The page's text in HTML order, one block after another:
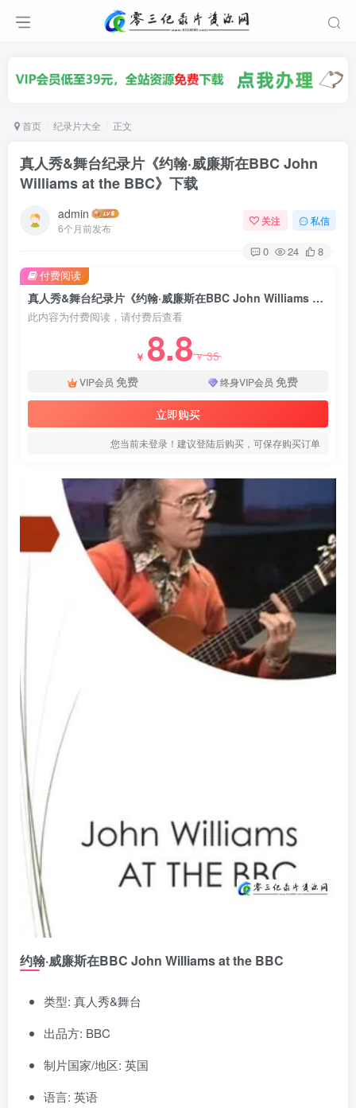
首页 纪录片大全 正文
真人秀&舞台纪录片《约翰·威廉斯在BBC John
Williams at the BBC》下载
admin
6个月前发布
关注 私信
0 24 8
真人秀&舞台纪录片《约翰·威廉斯在BBC John Williams at the BBC》下载
此内容为付费阅读，请付费后查看
￥ 8.8￥35
VIP会员 免费 终身VIP会员 免费
立即购买
您当前未登录！建议登陆后购买，可保存购买订单
付费阅读
约翰·威廉斯在BBC John Williams at the BBC
类型: 真人秀&舞台
出品方: BBC
制片国家/地区: 英国
语言: 英语